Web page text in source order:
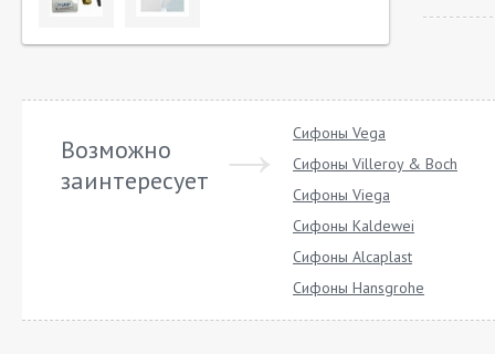
Возможно
заинтересует
Сифоны Vega
Сифоны Villeroy & Boch
Сифоны Viega
Сифоны Kaldewei
Сифоны Alcaplast
Сифоны Hansgrohe